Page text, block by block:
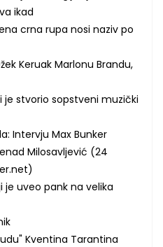
ikad
crna rupa nosi naziv po
Keruak Marlonu Brandu,
je stvorio sopstveni muzički
Intervju Max Bunker
Milosavljević (24
je uveo pank na velika
Kventina Tarantina